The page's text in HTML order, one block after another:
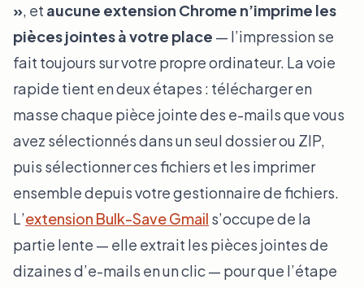
», et aucune extension Chrome n’imprime les
pièces jointes à votre place — l’impression se
fait toujours sur votre propre ordinateur. La voie
rapide tient en deux étapes : télécharger en
masse chaque pièce jointe des e-mails que vous
avez sélectionnés dans un seul dossier ou ZIP,
puis sélectionner ces fichiers et les imprimer
ensemble depuis votre gestionnaire de fichiers.
L’extension Bulk-Save Gmail s’occupe de la
partie lente — elle extrait les pièces jointes de
dizaines d’e-mails en un clic — pour que l’étape